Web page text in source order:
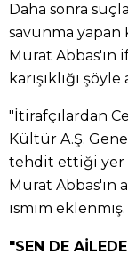
Daha sonra
savunma yapan
Murat Abbas'ın
karışıklığı şöyle
"İtirafçılardan
Kültür A.Ş.
tehdit ettiği yer
Murat Abbas'ın
ismim
"SEN DE